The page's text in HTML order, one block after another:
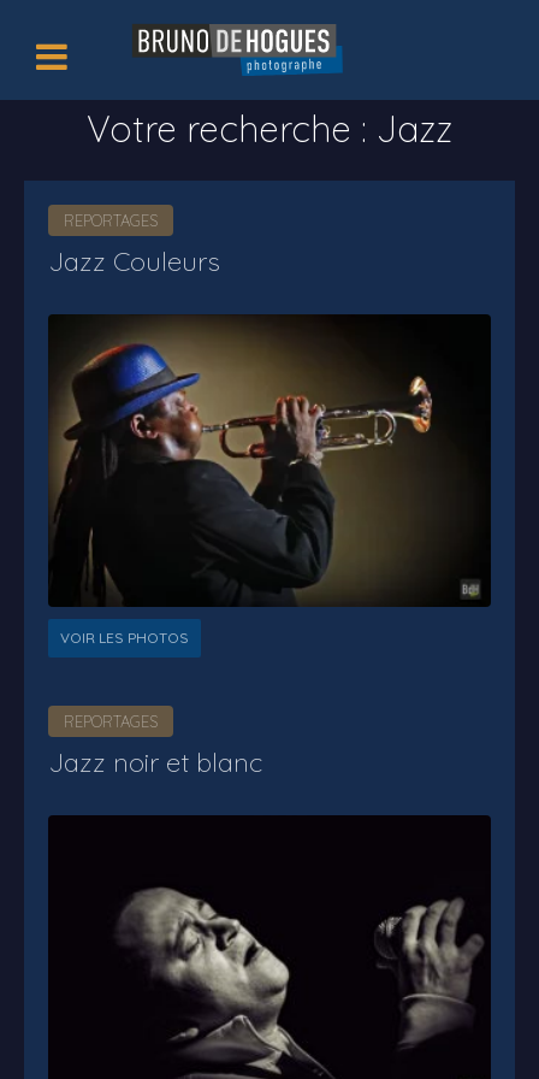
Votre recherche : Jazz
REPORTAGES
Jazz Couleurs
VOIR LES PHOTOS
REPORTAGES
Jazz noir et blanc